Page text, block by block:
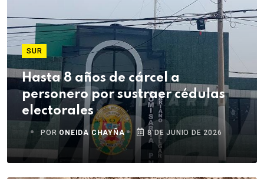
SUR
Hasta 8 años de cárcel a
personero por sustraer cédulas
electorales
POR ONEIDA CHAYÑA 8 DE JUNIO DE 2026